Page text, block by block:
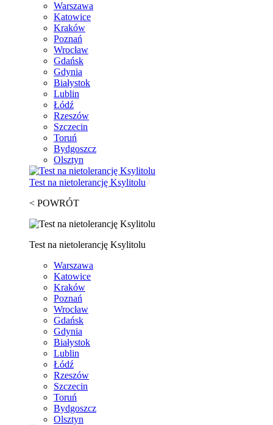
Warszawa
Katowice
Kraków
Poznań
Wrocław
Gdańsk
Gdynia
Białystok
Lublin
Łódź
Rzeszów
Szczecin
Toruń
Bydgoszcz
Olsztyn
Test na nietolerancję Ksylitolu
< POWRÓT
Test na nietolerancję Ksylitolu
Warszawa
Katowice
Kraków
Poznań
Wrocław
Gdańsk
Gdynia
Białystok
Lublin
Łódź
Rzeszów
Szczecin
Toruń
Bydgoszcz
Olsztyn